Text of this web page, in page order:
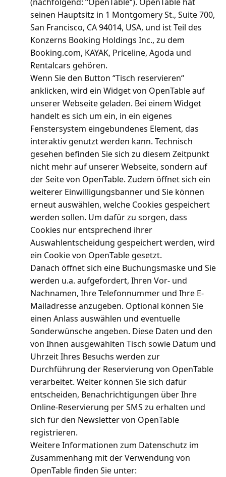
seinen Hauptsitz in 1 Montgomery St., Suite 700,
San Francisco, CA 94014, USA, und ist Teil des
Konzerns Booking Holdings Inc., zu dem
Booking.com, KAYAK, Priceline, Agoda und
Rentalcars gehören.
Wenn Sie den Button “Tisch reservieren“
anklicken, wird ein Widget von OpenTable auf
unserer Webseite geladen. Bei einem Widget
handelt es sich um ein, in ein eigenes
Fenstersystem eingebundenes Element, das
interaktiv genutzt werden kann. Technisch
gesehen befinden Sie sich zu diesem Zeitpunkt
nicht mehr auf unserer Webseite, sondern auf
der Seite von OpenTable. Zudem öffnet sich ein
weiterer Einwilligungsbanner und Sie können
erneut auswählen, welche Cookies gespeichert
werden sollen. Um dafür zu sorgen, dass
Cookies nur entsprechend ihrer
Auswahlentscheidung gespeichert werden, wird
ein Cookie von OpenTable gesetzt.
Danach öffnet sich eine Buchungsmaske und Sie
werden u.a. aufgefordert, Ihren Vor- und
Nachnamen, Ihre Telefonnummer und Ihre E-
Mailadresse anzugeben. Optional können Sie
einen Anlass auswählen und eventuelle
Sonderwünsche angeben. Diese Daten und den
von Ihnen ausgewählten Tisch sowie Datum und
Uhrzeit Ihres Besuchs werden zur
Durchführung der Reservierung von OpenTable
verarbeitet. Weiter können Sie sich dafür
entscheiden, Benachrichtigungen über Ihre
Online-Reservierung per SMS zu erhalten und
sich für den Newsletter von OpenTable
registrieren.
Weitere Informationen zum Datenschutz im
Zusammenhang mit der Verwendung von
OpenTable finden Sie unter: